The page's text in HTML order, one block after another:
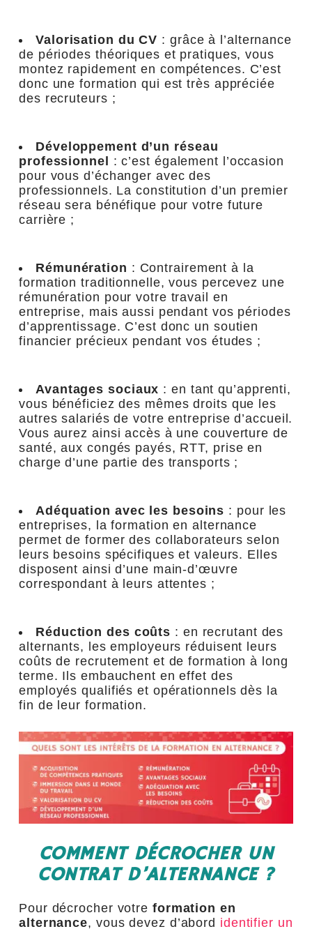
Valorisation du CV : grâce à l’alternance
de périodes théoriques et pratiques, vous
montez rapidement en compétences. C’est
donc une formation qui est très appréciée
des recruteurs ;
Développement d’un réseau
professionnel
: c’est également l’occasion
pour vous d’échanger avec des
professionnels. La constitution d’un premier
réseau sera bénéfique pour votre future
carrière ;
Rémunération : Contrairement à la
formation traditionnelle, vous percevez une
rémunération pour votre travail en
entreprise, mais aussi pendant vos périodes
d’apprentissage. C’est donc un soutien
financier précieux pendant vos études ;
Avantages sociaux : en tant qu’apprenti,
vous bénéficiez des mêmes droits que les
autres salariés de votre entreprise d’accueil.
Vous aurez ainsi accès à une couverture de
santé, aux congés payés, RTT, prise en
charge d’une partie des transports ;
Adéquation avec les besoins : pour les
entreprises, la formation en alternance
permet de former des collaborateurs selon
leurs besoins spécifiques et valeurs. Elles
disposent ainsi d’une main-d’œuvre
correspondant à leurs attentes ;
Réduction des coûts : en recrutant des
alternants, les employeurs réduisent leurs
coûts de recrutement et de formation à long
terme. Ils embauchent en effet des
employés qualifiés et opérationnels dès la
fin de leur formation.
COMMENT DÉCROCHER UN
CONTRAT D’ALTERNANCE ?
Pour décrocher votre formation en
alternance, vous devez d’abord identifier un